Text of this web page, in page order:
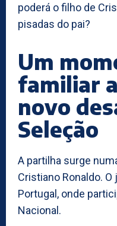
poderá o filho de
pisadas do pai?
Um
familiar
novo
Seleção
A partilha surge
Cristiano Ronaldo.
Portugal, onde
Nacional.